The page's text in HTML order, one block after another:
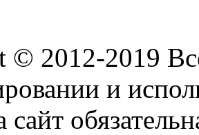
© 2012-2019
и
сайт